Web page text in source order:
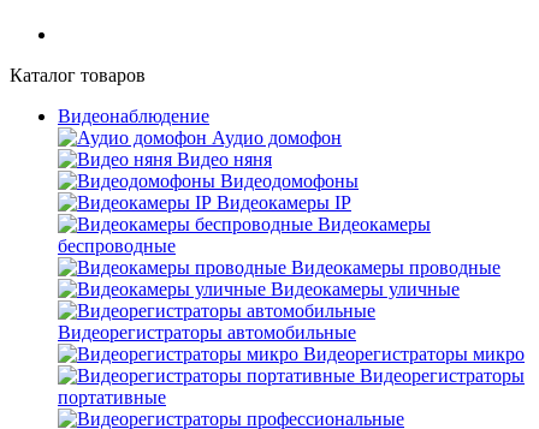
Каталог товаров
Видеонаблюдение
Аудио домофон
Видео няня
Видеодомофоны
Видеокамеры IP
Видеокамеры
беспроводные
Видеокамеры проводные
Видеокамеры уличные
Видеорегистраторы автомобильные
Видеорегистраторы микро
Видеорегистраторы
портативные